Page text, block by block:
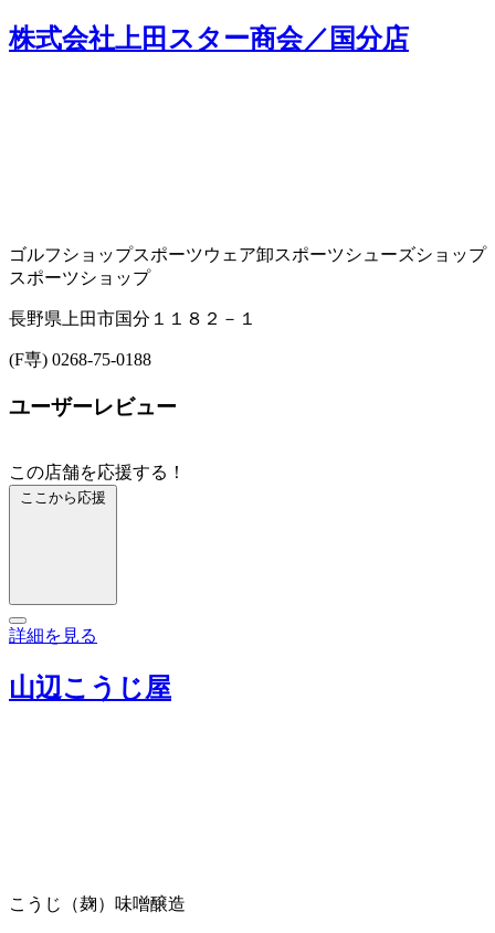
株式会社上田スター商会／国分店
ゴルフショップスポーツウェア卸スポーツシューズショップ
スポーツショップ
長野県上田市国分１１８２－１
(F専) 0268-75-0188
ユーザーレビュー
この店舗を応援する！
ここから応援
詳細を見る
山辺こうじ屋
こうじ（麹） 味噌醸造